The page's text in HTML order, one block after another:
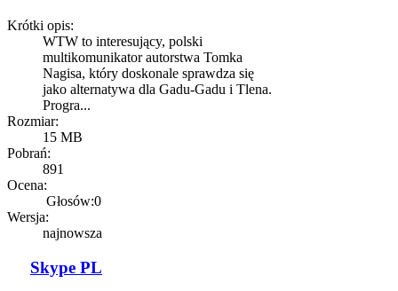
Krótki opis:
WTW to interesujący, polski
multikomunikator autorstwa Tomka
Nagisa, który doskonale sprawdza się
jako alternatywa dla Gadu-Gadu i Tlena.
Progra...
Rozmiar:
15 MB
Pobrań:
891
Ocena:
Głosów:0
Wersja:
najnowsza
Skype PL